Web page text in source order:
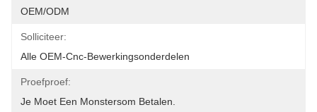
OEM/ODM
Solliciteer:
Alle OEM-Cnc-Bewerkingsonderdelen
Proefproef:
Je Moet Een Monstersom Betalen.